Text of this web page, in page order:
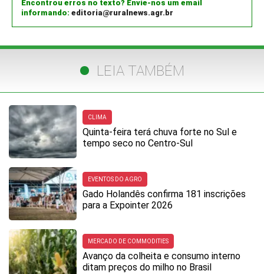
Encontrou erros no texto? Envie-nos um email
informando: editoria@ruralnews.agr.br
LEIA TAMBÉM
CLIMA
Quinta-feira terá chuva forte no Sul e
tempo seco no Centro-Sul
EVENTOS DO AGRO
Gado Holandês confirma 181 inscrições
para a Expointer 2026
MERCADO DE COMMODITIES
Avanço da colheita e consumo interno
ditam preços do milho no Brasil